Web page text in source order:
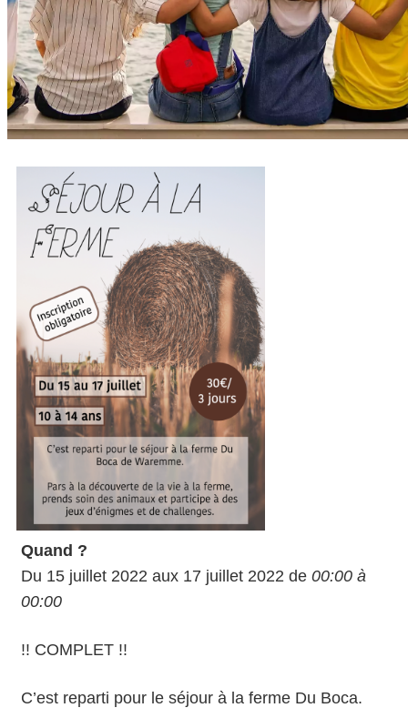
Quand ?
Du 15 juillet 2022 aux 17 juillet 2022 de 00:00 à
00:00
!! COMPLET !!
C’est reparti pour le séjour à la ferme Du Boca.